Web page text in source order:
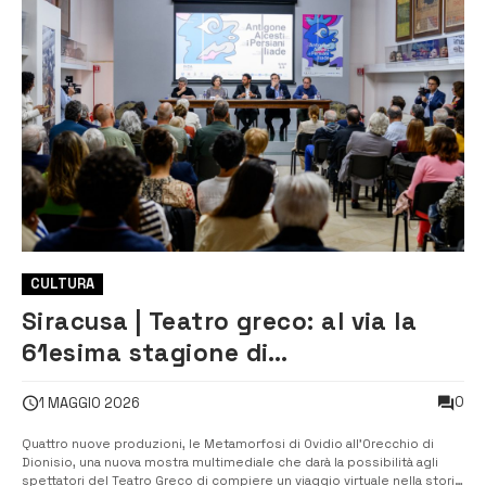
CULTURA
Siracusa | Teatro greco: al via la
61esima stagione di
1 MAGGIO 2026 0
Quattro nuove produzioni, le Metamorfosi di Ovidio all’Orecchio di
Dionisio, una nuova mostra multimediale che darà la possibilità agli
spettatori del Teatro Greco di compiere un viaggio virtuale nella storia